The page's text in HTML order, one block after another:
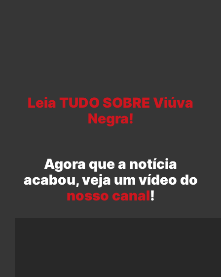
Leia TUDO SOBRE Viúva
Negra!
Agora que a notícia
acabou, veja um vídeo do
nosso canal!